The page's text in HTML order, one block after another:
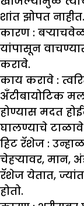
शांत झोपत नाहीत.
कारण :
यांपासून
करावे.
काय करावे :
अँटीबायोटिक
होण्यास मदत
घालण्याचे
हिट रॅशेज :
चेहऱ्यावर, मान,
रॅशेज येतात,
होतो.